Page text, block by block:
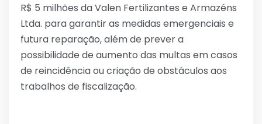
R$ 5 milhões da Valen Fertilizantes e Armazéns
Ltda. para garantir as medidas emergenciais e
futura reparação, além de prever a
possibilidade de aumento das multas em casos
de reincidência ou criação de obstáculos aos
trabalhos de fiscalização.